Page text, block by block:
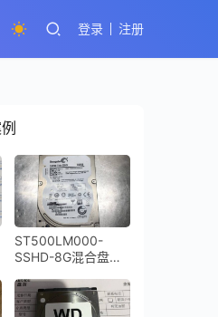
登录 注册
ST500LM000-
SSHD-8G混合盘不